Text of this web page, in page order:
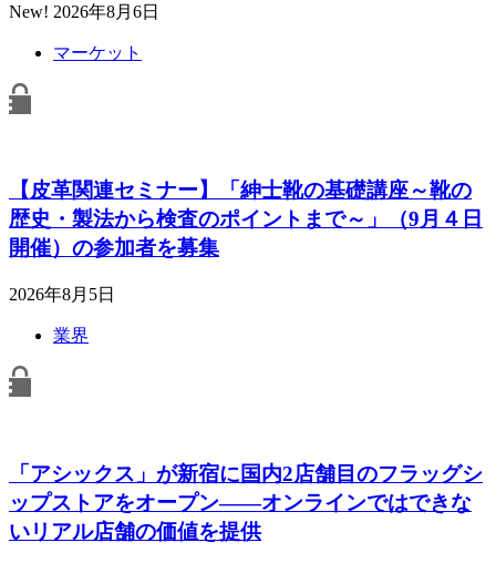
New! 2026年8月6日
マーケット
【皮革関連セミナー】「紳士靴の基礎講座～靴の
歴史・製法から検査のポイントまで～」（9月４日
開催）の参加者を募集
2026年8月5日
業界
「アシックス」が新宿に国内2店舗目のフラッグシ
ップストアをオープン――オンラインではできな
いリアル店舗の価値を提供